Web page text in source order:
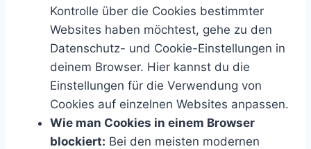
Kontrolle über die Cookies bestimmter
Websites haben möchtest, gehe zu den
Datenschutz- und Cookie-Einstellungen in
deinem Browser. Hier kannst du die
Einstellungen für die Verwendung von
Cookies auf einzelnen Websites anpassen.
Wie man Cookies in einem Browser
blockiert: Bei den meisten modernen